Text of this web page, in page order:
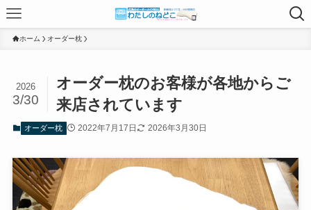
ホーム オーダー枕
オーダー枕のお客様が各地からご
来店されています
2026
3/30
オーダー枕 2022年7月17日 2026年3月30日